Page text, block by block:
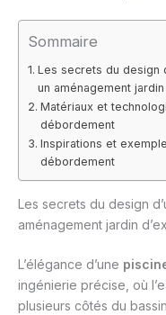
Sommaire
Les secrets du design
un aménagement jardin
Matériaux et
débordement
Inspirations et
débordement
Les secrets du design
aménagement jardin
L’élégance d’une
ingénierie précise, où
plusieurs côtés du